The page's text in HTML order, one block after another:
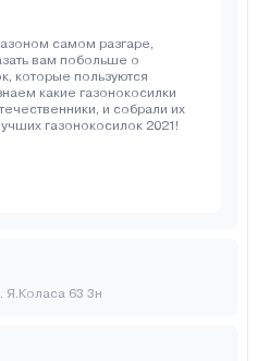
самом разгаре,
вам побольше о
которые пользуются
какие газонокосилки
и собрали их
газонокосилок 2021!
Я.Коласа 63 3н